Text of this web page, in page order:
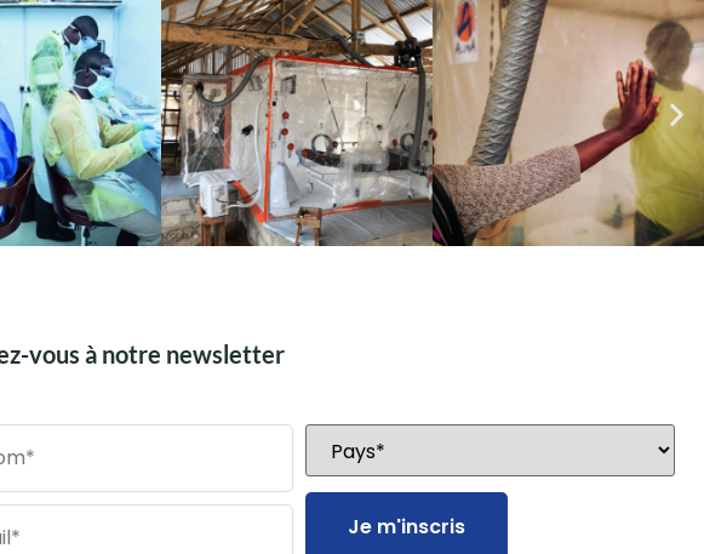
vous à notre newsletter
Je m'inscris